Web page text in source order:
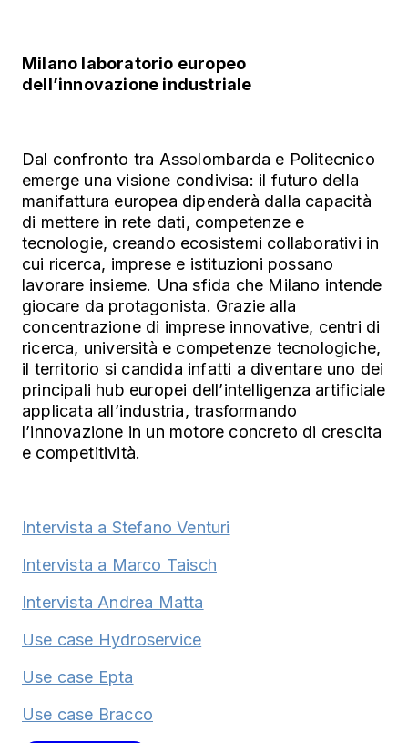
Milano laboratorio europeo
dell’innovazione industriale
Dal confronto tra Assolombarda e Politecnico
emerge una visione condivisa: il futuro della
manifattura europea dipenderà dalla capacità
di mettere in rete dati, competenze e
tecnologie, creando ecosistemi collaborativi in
cui ricerca, imprese e istituzioni possano
lavorare insieme. Una sfida che Milano intende
giocare da protagonista. Grazie alla
concentrazione di imprese innovative, centri di
ricerca, università e competenze tecnologiche,
il territorio si candida infatti a diventare uno dei
principali hub europei dell’intelligenza artificiale
applicata all’industria, trasformando
l’innovazione in un motore concreto di crescita
e competitività.
Intervista a Stefano Venturi
Intervista a Marco Taisch
Intervista Andrea Matta
Use case Hydroservice
Use case Epta
Use case Bracco